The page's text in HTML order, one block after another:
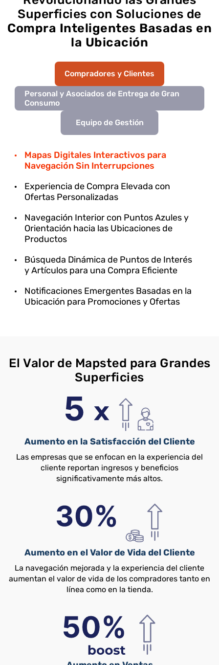
Superficies con Soluciones de
Compra Inteligentes Basadas en
la Ubicación
Compradores y Clientes
Personal y Asociados de Entrega de Gran
Consumo
Equipo de Gestión
Mapas Digitales Interactivos para
Navegación Sin Interrupciones
Experiencia de Compra Elevada con
Ofertas Personalizadas
Navegación Interior con Puntos Azules y
Orientación hacia las Ubicaciones de
Productos
Búsqueda Dinámica de Puntos de Interés
y Artículos para una Compra Eficiente
Notificaciones Emergentes Basadas en la
Ubicación para Promociones y Ofertas
El Valor de Mapsted para Grandes
Superficies
Aumento en la Satisfacción del Cliente
Las empresas que se enfocan en la experiencia del
cliente reportan ingresos y beneficios
significativamente más altos.
Aumento en el Valor de Vida del Cliente
La navegación mejorada y la experiencia del cliente
aumentan el valor de vida de los compradores tanto en
línea como en la tienda.